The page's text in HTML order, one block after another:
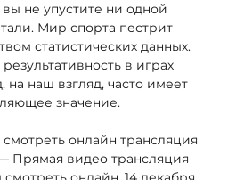
вы не упустите ни одной
Мир спорта пестрит
статистических данных.
в играх
на наш взгляд, часто имеет
значение.
онлайн трансляция
— Прямая видео трансляция